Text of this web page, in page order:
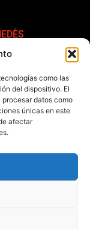
como las
del dispositivo. El
datos como
únicas en este
afectar
CP: 08799
España
generales